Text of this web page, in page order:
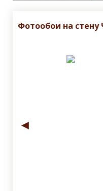
Фотообои на
◄